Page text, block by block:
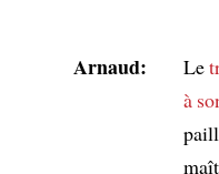
Arnaud: Le
à